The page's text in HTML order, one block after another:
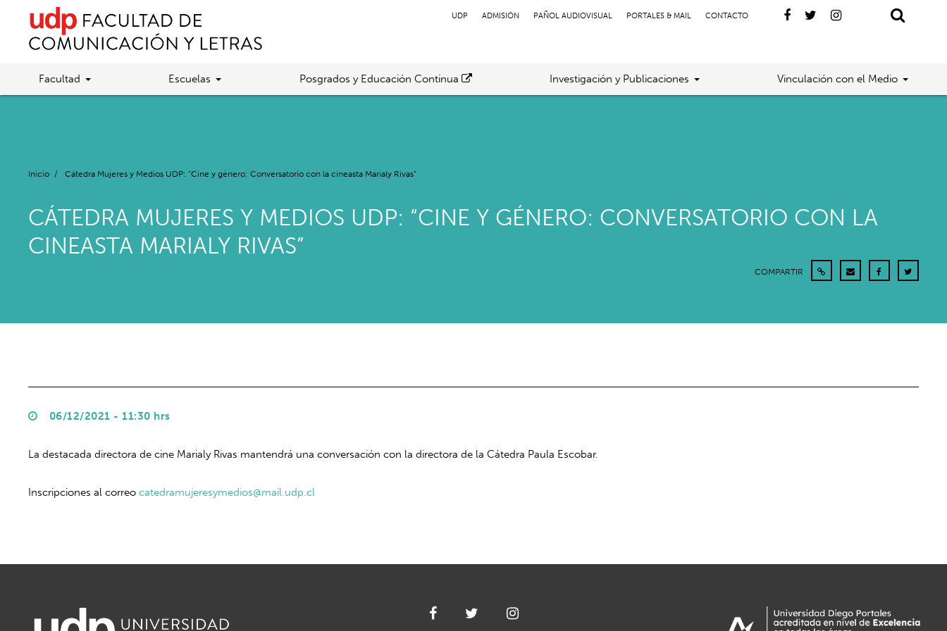
UDP ADMISIÓN PAÑOL AUDIOVISUAL PORTALES & MAIL CONTACTO
Facultad Escuelas Posgrados y Educación Continua Investigación y Publicaciones Vinculación con el Medio
Inicio / Cátedra Mujeres y Medios UDP: “Cine y género: Conversatorio con la cineasta Marialy Rivas”
CÁTEDRA MUJERES Y MEDIOS UDP: “CINE Y GÉNERO: CONVERSATORIO CON LA
CINEASTA MARIALY RIVAS”
COMPARTIR
06/12/2021 - 11:30 hrs
La destacada directora de cine Marialy Rivas mantendrá una conversación con la directora de la Cátedra Paula Escobar.
Inscripciones al correocatedramujeresymedios@mail.udp.cl